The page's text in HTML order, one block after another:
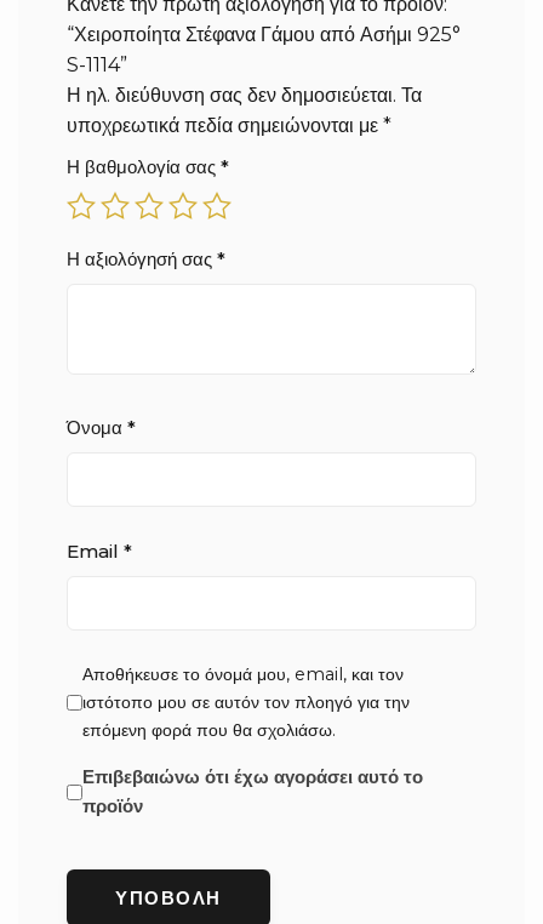
Κάνετε την πρώτη αξιολόγηση για το προϊόν:
“Χειροποίητα Στέφανα Γάμου από Ασήμι 925°
S-1114”
Η ηλ. διεύθυνση σας δεν δημοσιεύεται. Τα
υποχρεωτικά πεδία σημειώνονται με *
Η βαθμολογία σας *
Η αξιολόγησή σας *
Όνομα *
Email *
Αποθήκευσε το όνομά μου, email, και τον
ιστότοπο μου σε αυτόν τον πλοηγό για την
επόμενη φορά που θα σχολιάσω.
Επιβεβαιώνω ότι έχω αγοράσει αυτό το
προϊόν